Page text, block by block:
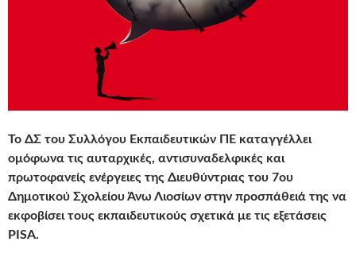
Το ΔΣ του Συλλόγου Εκπαιδευτικών ΠΕ καταγγέλλει
ομόφωνα τις αυταρχικές, αντισυναδελφικές και
πρωτοφανείς ενέργειες της Διευθύντριας του 7ου
Δημοτικού Σχολείου Άνω Λιοσίων στην προσπάθειά της να
εκφοβίσει τους εκπαιδευτικούς σχετικά με τις εξετάσεις
PISA.